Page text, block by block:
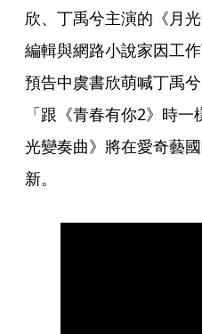
欣、丁禹兮主演的《月
編輯與網路小說家因工
預告中虞書欣萌喊丁禹
「跟《青春有你2》時
光變奏曲》將在愛奇藝
新。